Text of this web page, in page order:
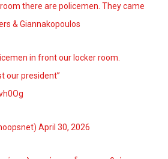
there are policemen. They came
& Giannakopoulos
in front our locker room.
our president”
April 30, 2026